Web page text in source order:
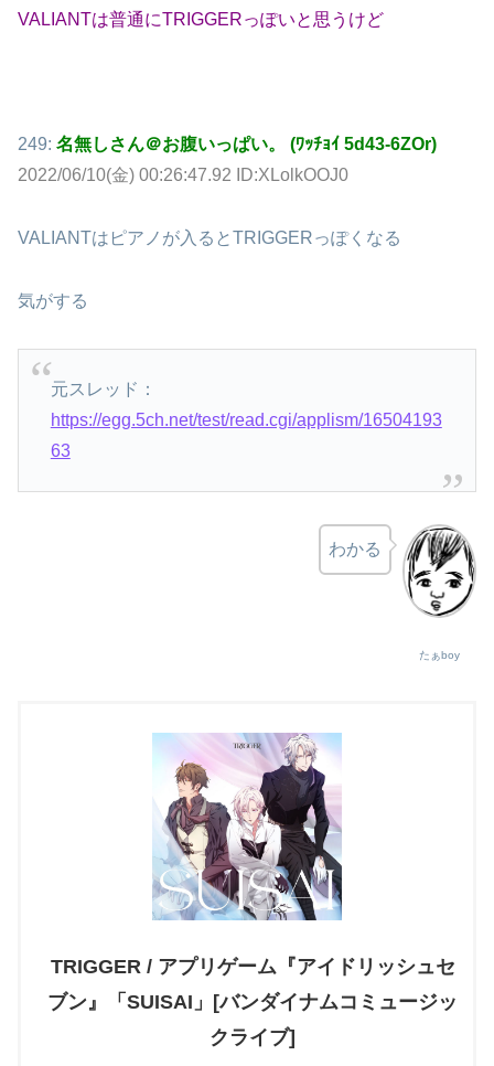
VALIANTは普通にTRIGGERっぽいと思うけど
249: 名無しさん＠お腹いっぱい。 (ﾜｯﾁｮｲ 5d43-6ZOr)
2022/06/10(金) 00:26:47.92 ID:XLolkOOJ0
VALIANTはピアノが入るとTRIGGERっぽくなる
気がする
元スレッド：
https://egg.5ch.net/test/read.cgi/applism/16504193
63
たぁboy
わかる
TRIGGER / アプリゲーム『アイドリッシュセ
ブン』「SUISAI」[バンダイナムコミュージッ
クライブ]